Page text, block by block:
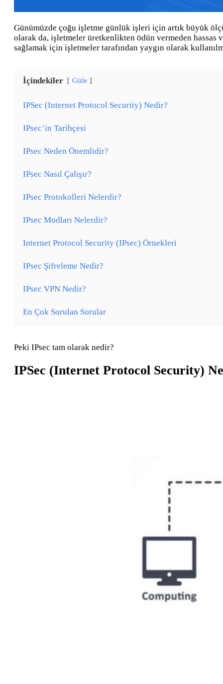
Günümüzde çoğu işletme günlük işleri için artık büyük
olarak da, işletmeler üretkenlikten ödün vermeden
sağlamak için işletmeler tarafından yaygın olarak
İçindekiler Gizle
IPSec (Internet Protocol Security) Nedir?
IPsec’in Tarihçesi
IPsec Neden Önemlidir?
IPsec Nasıl Çalışır?
IPsec Protokolleri Nelerdir?
IPsec Modları Nelerdir?
Internet Protocol Security (IPsec) Örnekleri
IPsec Şifreleme Nedir?
IPsec VPN Nedir?
En Çok Sorulan Sorular
Peki IPsec tam olarak nedir?
IPSec (Internet Protocol Security)